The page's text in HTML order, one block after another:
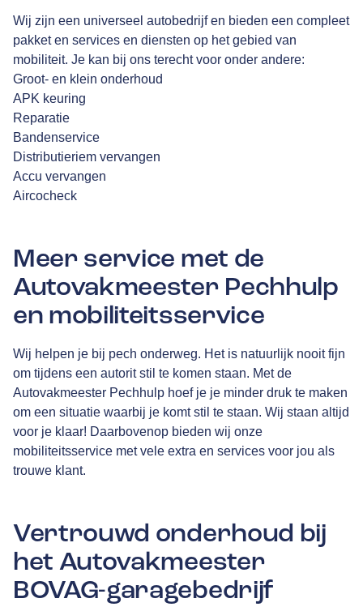
Wij zijn een universeel autobedrijf en bieden een compleet
pakket en services en diensten op het gebied van
mobiliteit. Je kan bij ons terecht voor onder andere:
Groot- en klein onderhoud
APK keuring
Reparatie
Bandenservice
Distributieriem vervangen
Accu vervangen
Aircocheck
Meer service met de
Autovakmeester Pechhulp
en mobiliteitsservice
Wij helpen je bij pech onderweg. Het is natuurlijk nooit fijn
om tijdens een autorit stil te komen staan. Met de
Autovakmeester Pechhulp hoef je je minder druk te maken
om een situatie waarbij je komt stil te staan. Wij staan altijd
voor je klaar! Daarbovenop bieden wij onze
mobiliteitsservice met vele extra en services voor jou als
trouwe klant.
Vertrouwd onderhoud bij
het Autovakmeester
BOVAG-garagebedrijf